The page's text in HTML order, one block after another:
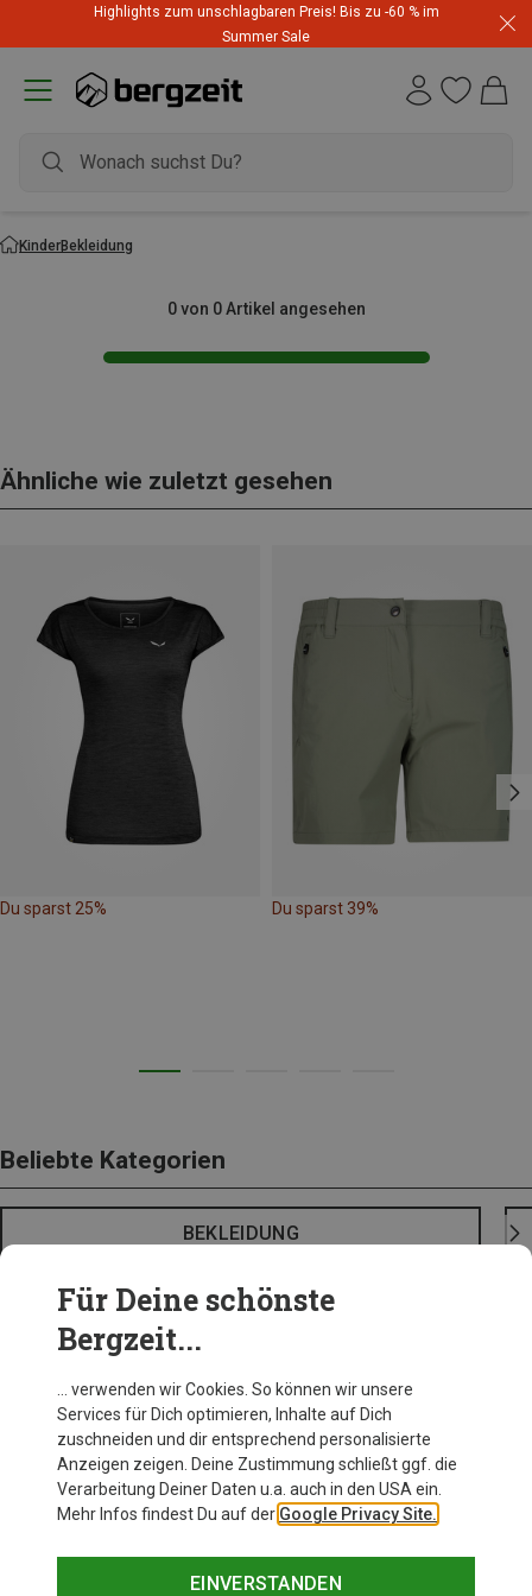
Highlights zum unschlagbaren Preis! Bis zu -60 % im
Summer Sale
KinderBekleidung
0 von 0 Artikel angesehen
Ähnliche wie zuletzt gesehen
Du sparst 25% Du sparst 39%
Beliebte Kategorien
BEKLEIDUNG
Für Deine schönste
Bergzeit...
… verwenden wir Cookies. So können wir unsere
Services für Dich optimieren, Inhalte auf Dich
zuschneiden und dir entsprechend personalisierte
Anzeigen zeigen. Deine Zustimmung schließt ggf. die
Verarbeitung Deiner Daten u.a. auch in den USA ein.
Mehr Infos findest Du auf der Google Privacy Site.
EINVERSTANDEN